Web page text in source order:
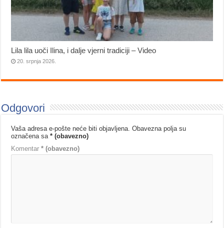
Lila lila uoči Ilina, i dalje vjerni tradiciji – Video
20. srpnja 2026.
Odgovori
Vaša adresa e-pošte neće biti objavljena. Obavezna polja su
označena sa* (obavezno)
Komentar* (obavezno)